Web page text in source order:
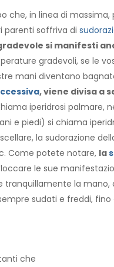
che, in linea di
parenti soffriva di
si manifesti
gradevoli, se le
mani diventano
, viene divisa a
iperidrosi palmare,
e piedi) si chiama
la sudorazione
Come potete notare, la
le sue
la
sudati e freddi,
che